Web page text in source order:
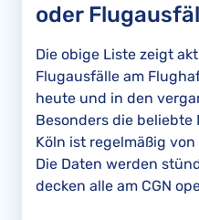
oder
Die obige Liste zeigt
Flugausfälle am
heute und in den
Besonders die
Köln ist regelmäßig
Die Daten werden
decken alle am CGN